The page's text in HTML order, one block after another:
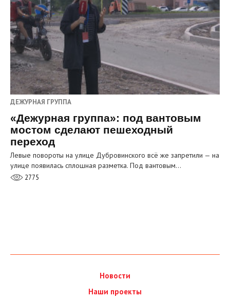
ДЕЖУРНАЯ ГРУППА
«Дежурная группа»: под вантовым
мостом сделают пешеходный
переход
Левые повороты на улице Дубровинского всё же запретили — на
улице появилась сплошная разметка. Под вантовым…
2775
Новости
Наши проекты